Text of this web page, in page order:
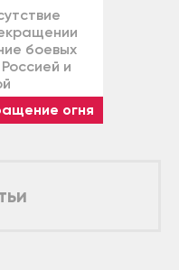
боевых
и
огня